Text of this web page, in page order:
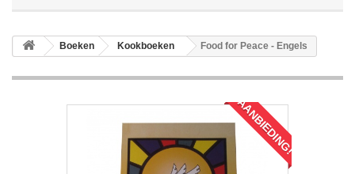
Boeken Kookboeken Food for Peace - Engels
AANBIEDING!